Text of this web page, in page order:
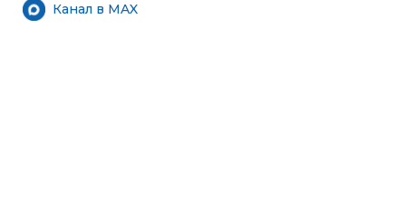
Канал в MAX